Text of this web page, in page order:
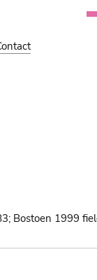
Bostoen 1999